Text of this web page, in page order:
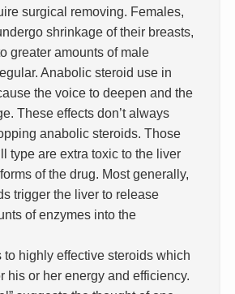
surgical removing. Females,
shrinkage of their breasts,
greater amounts of male
Anabolic steroid use in
the voice to deepen and the
These effects don’t always
anabolic steroids. Those
type are extra toxic to the liver
of the drug. Most generally,
trigger the liver to release
of enzymes into the
to highly effective steroids which
his or her energy and efficiency.